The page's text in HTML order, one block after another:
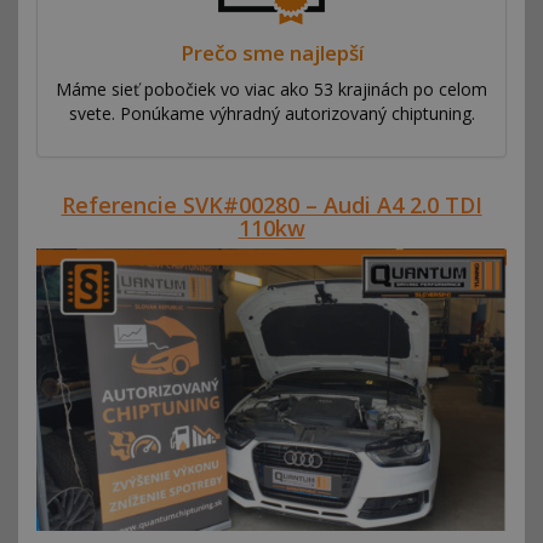
Prečo sme najlepší
Máme sieť pobočiek vo viac ako 53 krajinách po celom
svete. Ponúkame výhradný autorizovaný chiptuning.
Referencie SVK#00280 – Audi A4 2.0 TDI
110kw